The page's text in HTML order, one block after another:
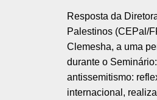
Resposta da
Palestinos (CEPal/
Clemesha, a uma
durante o
antissemitismo:
internacional,